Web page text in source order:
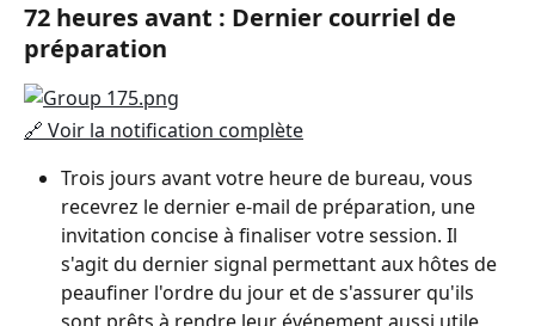
72 heures avant : Dernier courriel de
préparation
🔗 Voir la notification complète
Trois jours avant votre heure de bureau, vous
recevrez le dernier e-mail de préparation, une
invitation concise à finaliser votre session. Il
s'agit du dernier signal permettant aux hôtes de
peaufiner l'ordre du jour et de s'assurer qu'ils